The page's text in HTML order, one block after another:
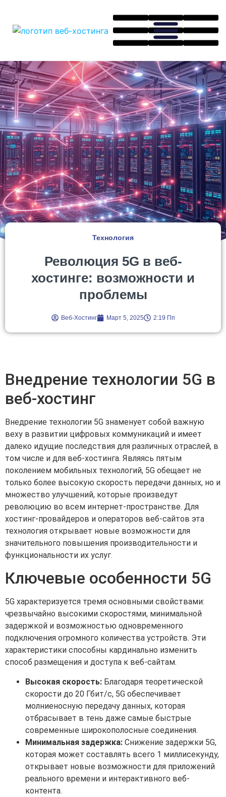
Технология
Революция 5G в веб-
хостинге: возможности и
проблемы
Веб-Хостинг Март 5, 2025 2:19 Пп
Внедрение технологии 5G в
веб-хостинг
Внедрение технологии 5G знаменует собой важную
веху в развитии цифровых коммуникаций и имеет
далеко идущие последствия для различных отраслей, в
том числе и для веб-хостинга. Являясь пятым
поколением мобильных технологий, 5G обещает не
только более высокую скорость передачи данных, но и
множество улучшений, которые произведут
революцию во всем интернет-пространстве. Для
хостинг-провайдеров и операторов веб-сайтов эта
технология открывает новые возможности для
значительного повышения производительности и
функциональности их услуг.
Ключевые особенности 5G
5G характеризуется тремя основными свойствами:
чрезвычайно высокими скоростями, минимальной
задержкой и возможностью одновременного
подключения огромного количества устройств. Эти
характеристики способны кардинально изменить
способ размещения и доступа к веб-сайтам.
Высокая скорость: Благодаря теоретической
скорости до 20 Гбит/с, 5G обеспечивает
молниеносную передачу данных, которая
отбрасывает в тень даже самые быстрые
современные широкополосные соединения.
Минимальная задержка: Снижение задержки 5G,
которая может составлять всего 1 миллисекунду,
открывает новые возможности для приложений
реального времени и интерактивного веб-
контента.